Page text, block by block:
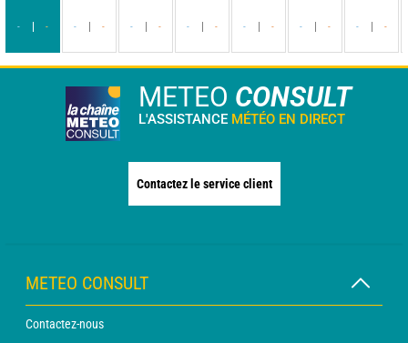
- - - - - - - - - - - - - -
METEO CONSULT
L'ASSISTANCE MÉTÉO EN DIRECT
Contactez le service client
METEO CONSULT
Contactez-nous